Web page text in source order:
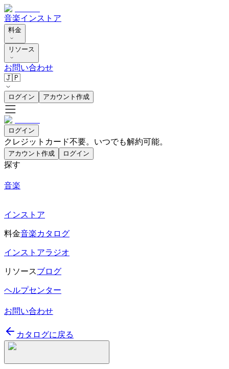
音楽インストア
料金
リソース
お問い合わせ
🇯🇵
ログイン アカウント作成
ログイン
クレジットカード不要。いつでも解約可能。
アカウント作成 ログイン
探す
音楽
インストア
料金音楽カタログ
インストアラジオ
リソースブログ
ヘルプセンター
お問い合わせ
カタログに戻る